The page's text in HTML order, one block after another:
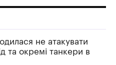
не атакувати
та окремі танкери в